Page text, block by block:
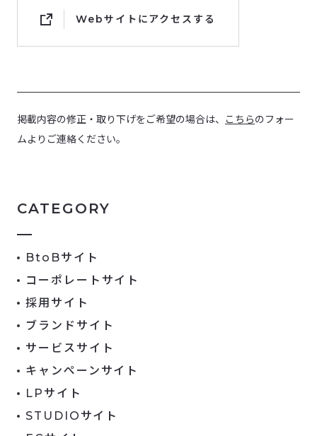
Webサイトにアクセスする
掲載内容の修正・取り下げをご希望の場合は、 こちらのフォー
ムよりご連絡ください。
CATEGORY
BtoBサイト
コーポレートサイト
採用サイト
ブランドサイト
サービスサイト
キャンペーンサイト
LPサイト
STUDIOサイト